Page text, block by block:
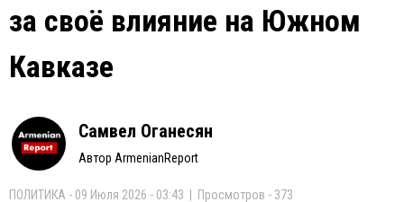
за своё влияние на Южном
Кавказе
Самвел Оганесян
Автор ArmenianReport
ПОЛИТИКА - 09 Июля 2026 - 03:43 | Просмотров - 373